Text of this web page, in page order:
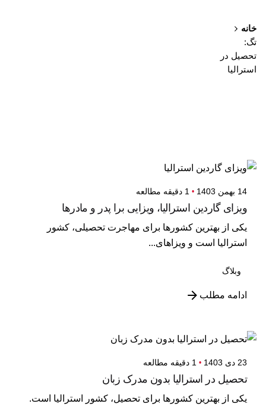
خانه
تگ:
تحصیل در
استرالیا
14 بهمن 1403 1 دقیقه مطالعه
ویزای گاردین استرالیا، ویزایی برا پدر و مادرها
یکی از بهترین کشورها برای مهاجرت تحصیلی، کشور
استرالیا است و ویزاهای...
وبلاگ
ادامه مطلب
23 دی 1403 1 دقیقه مطالعه
تحصیل در استرالیا بدون مدرک زبان
یکی از بهترین کشورها برای تحصیل، کشور استرالیا است.